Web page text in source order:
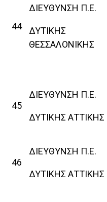
44
ΔΙΕΥΘΥΝΣΗ Π.Ε.
ΔΥΤΙΚΗΣ
ΘΕΣΣΑΛΟΝΙΚΗΣ
45
ΔΙΕΥΘΥΝΣΗ Π.Ε.
ΔΥΤΙΚΗΣ ΑΤΤΙΚΗΣ
46
ΔΙΕΥΘΥΝΣΗ Π.Ε.
ΔΥΤΙΚΗΣ ΑΤΤΙΚΗΣ